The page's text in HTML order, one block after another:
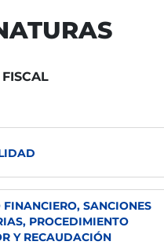
FINANCIERO, SANCIONES
PROCEDIMIENTO
Y RECAUDACIÓN